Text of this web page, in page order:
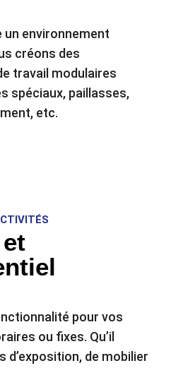
un environnement
créons des
travail modulaires
spéciaux, paillasses,
etc.
pour vos
ou fixes. Qu’il
d’exposition, de mobilier